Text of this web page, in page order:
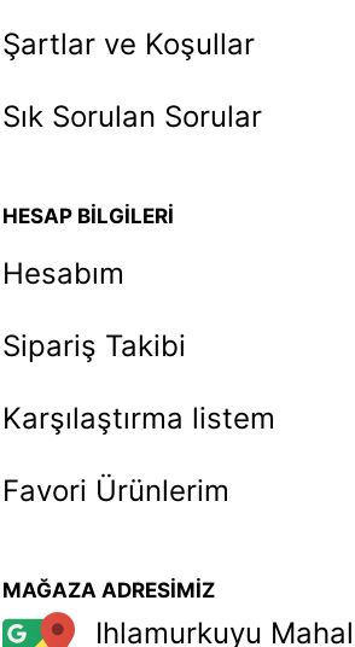
Şartlar ve Koşullar
Sık Sorulan Sorular
HESAP BİLGİLERİ
Hesabım
Sipariş Takibi
Karşılaştırma listem
Favori Ürünlerim
MAĞAZA ADRESİMİZ
Ihlamurkuyu